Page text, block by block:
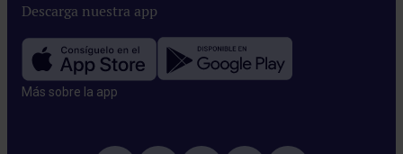
Descarga nuestra app
Más sobre la app​